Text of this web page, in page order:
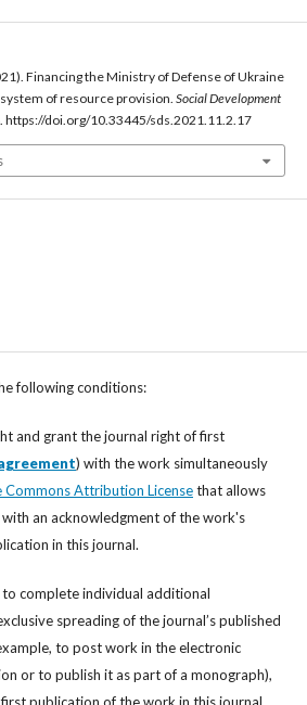
Financing the Ministry of Defense of Ukraine
of resource provision. Social Development
https://doi.org/10.33445/sds.2021.11.2.17
following conditions:
and grant the journal right of first
) with the work simultaneously
Commons Attribution Licensethat allows
an acknowledgment of the work's
in this journal.
complete individual additional
spreading of the journal’s published
to post work in the electronic
or to publish it as part of a monograph),